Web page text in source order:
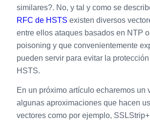
similares?. No, y tal y como se
RFC de HSTS existen diversos
entre ellos ataques basados en NTP
poisoning y que convenientemente
pueden servir para evitar la
HSTS.
En un próximo artículo echaremos un
algunas aproximaciones que hacen
vectores como por ejemplo,